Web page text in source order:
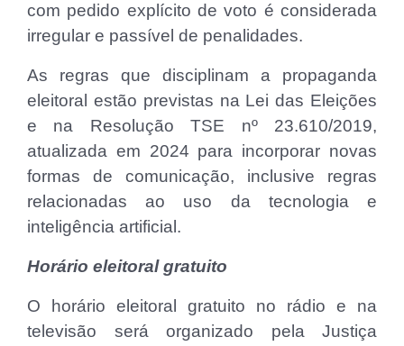
com pedido explícito de voto é considerada
irregular e passível de penalidades.
As regras que disciplinam a propaganda
eleitoral estão previstas na Lei das Eleições
e na Resolução TSE nº 23.610/2019,
atualizada em 2024 para incorporar novas
formas de comunicação, inclusive regras
relacionadas ao uso da tecnologia e
inteligência artificial.
Horário eleitoral gratuito
O horário eleitoral gratuito no rádio e na
televisão será organizado pela Justiça